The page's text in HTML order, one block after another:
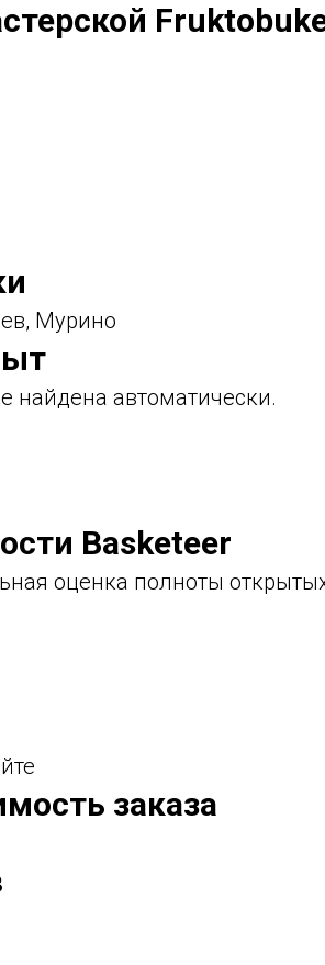
Мурино
найдена автоматически.
Basketeer
оценка полноты
заказа